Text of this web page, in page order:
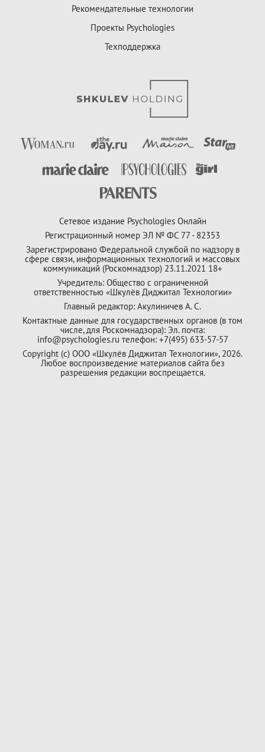
Рекомендательные технологии
Проекты Psychologies
Техподдержка
Сетевое издание Psychologies Онлайн
Регистрационный номер ЭЛ № ФС 77 - 82353
Зарегистрировано Федеральной службой по надзору в
сфере связи, информационных технологий и массовых
коммуникаций (Роскомнадзор) 23.11.2021 18+
Учредитель: Общество с ограниченной
ответственностью «Шкулёв Диджитал Технологии»
Главный редактор: Акулиничев А. С.
Контактные данные для государственных органов (в том
числе, для Роскомнадзора): Эл. почта:
info@psychologies.ru телефон: +7(495) 633-57-57
Copyright (с) ООО «Шкулёв Диджитал Технологии», 2026.
Любое воспроизведение материалов сайта без
разрешения редакции воспрещается.